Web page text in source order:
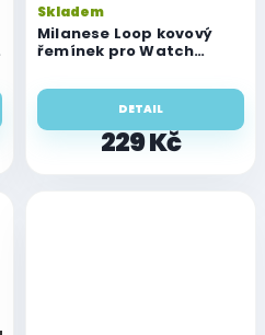
Milanese Loop kovový
řemínek pro Watch
Skladem
229 Kč
DETAIL